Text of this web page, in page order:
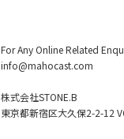
For Any Online Related
info@mahocast.com
株式会社STONE.B
東京都新宿区大久保2-2-12